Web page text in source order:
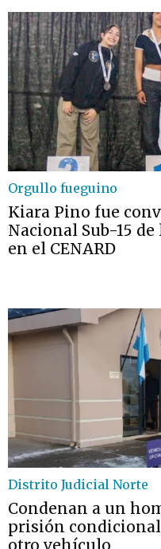
Orgullo fueguino
Kiara Pino fue
Nacional Sub-15
en el CENARD
Distrito Judicial Norte
Condenan a un
prisión
otro vehículo